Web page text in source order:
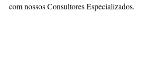
com nossos Consultores Especializados.